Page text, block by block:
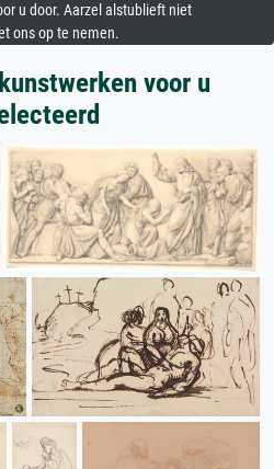
u door. Aarzel alstublieft niet
ons op te nemen.
voor u